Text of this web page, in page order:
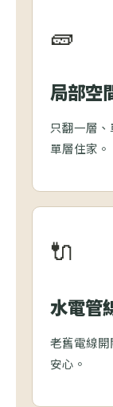
🧱
局部空
只翻一層
單層住家。
🔌
水電管
老舊電線
安心。